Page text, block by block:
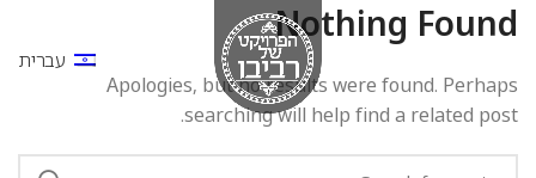
עברית
Nothing Found
Apologies, but no results were found. Perhaps
searching will help find a related post.